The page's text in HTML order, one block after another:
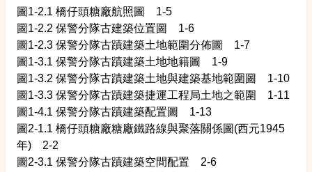
圖1-2.1 橋仔頭糖廠航照圖 1-5
圖1-2.2 保警分隊古建築位置圖 1-6
圖1-2.3 保警分隊古蹟建築土地範圍分佈圖 1-7
圖1-3.1 保警分隊古蹟建築土地地籍圖 1-9
圖1-3.2 保警分隊古蹟建築土地與建築基地範圍圖 1-10
圖1-3.3 保警分隊古蹟建築捷運工程局土地之範圍 1-11
圖1-4.1 保警分隊古蹟建築配置圖 1-13
圖2-1.1 橋仔頭糖廠糖廠鐵路線與聚落關係圖(西元1945
年) 2-2
圖2-3.1 保警分隊古蹟建築空間配置 2-6